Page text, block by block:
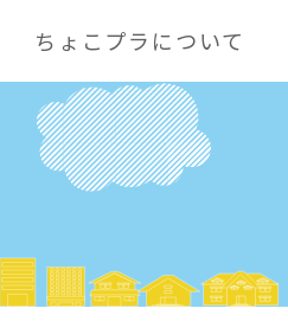
ちょこプラについて